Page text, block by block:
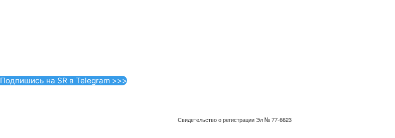
Подпишись на SR в Telegram >>>
Свидетельство о регистрации Эл № 77-6623